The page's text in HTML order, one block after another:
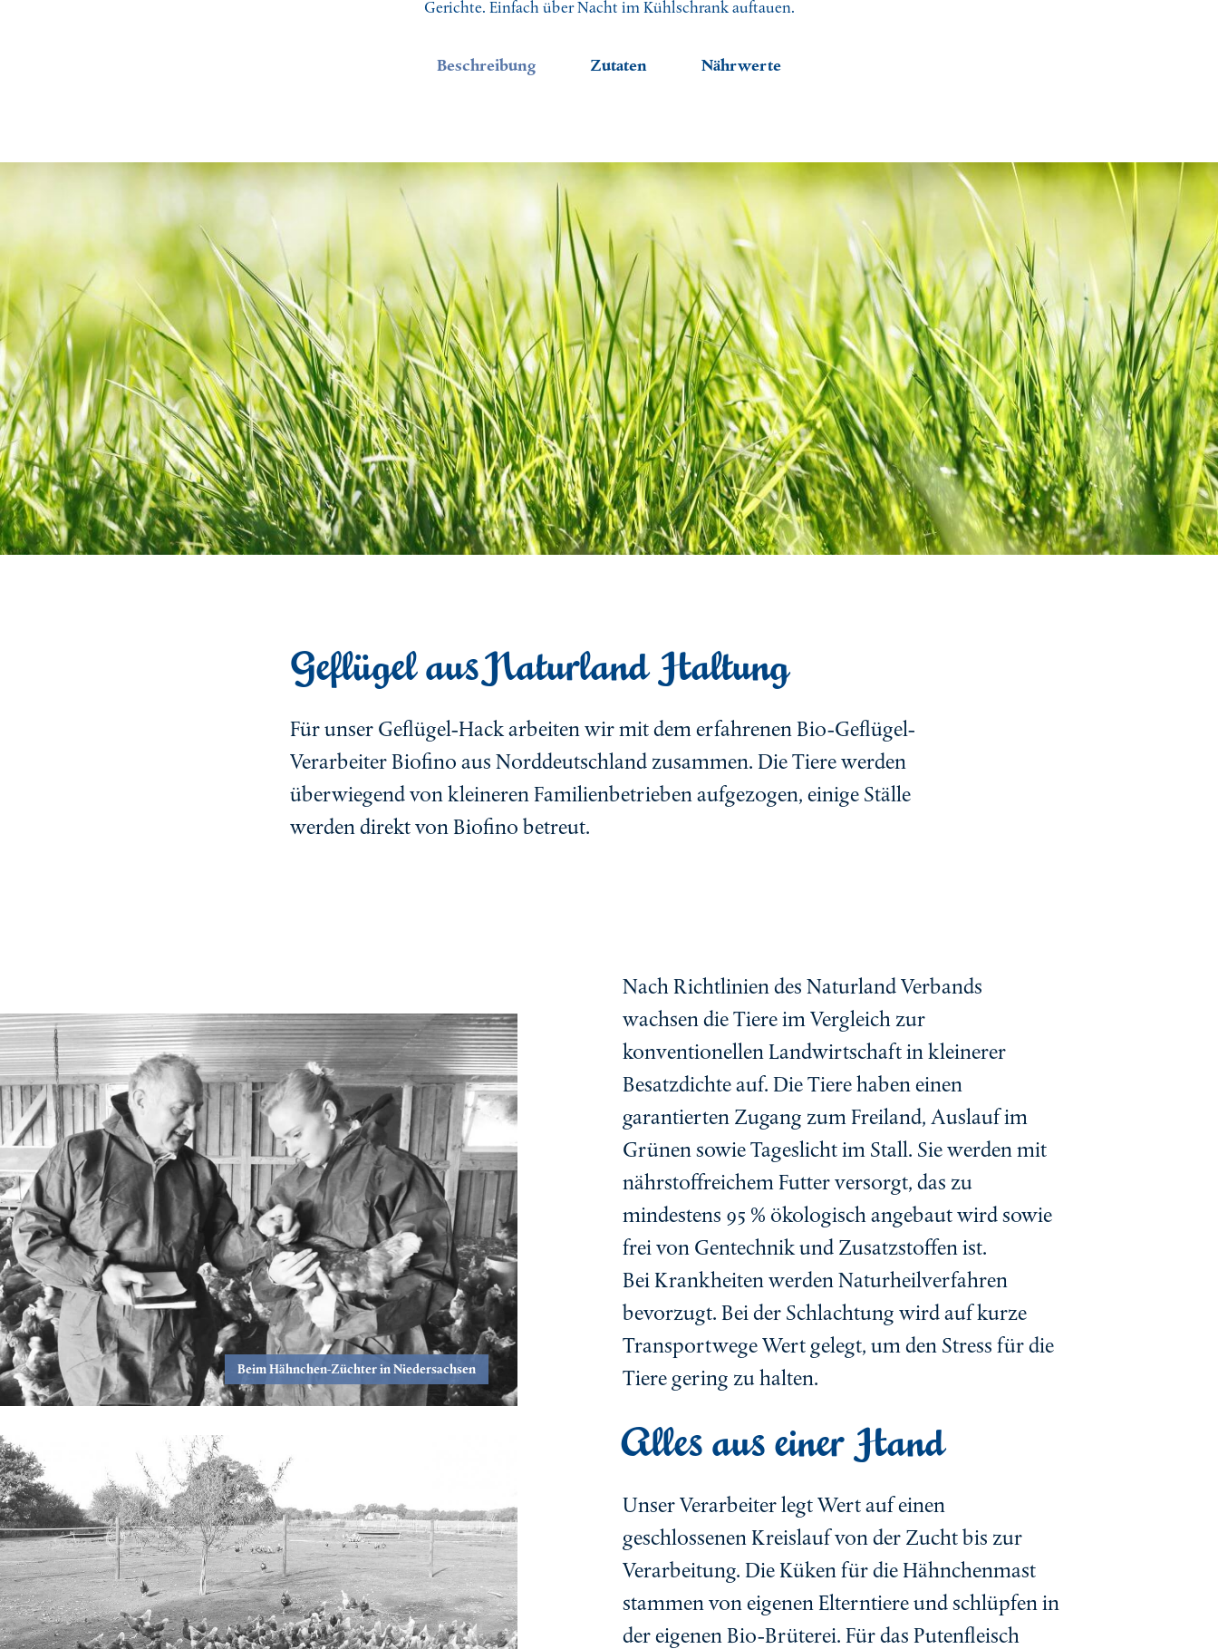
Metzgerin Silvia
Gerichte. Einfach über Nacht im Kühlschrank auftauen.
Beschreibung Zutaten Nährwerte
Geflügel aus Naturland Haltung
Für unser Geflügel-Hack arbeiten wir mit dem erfahrenen Bio-Geflügel-
Verarbeiter Biofino aus Norddeutschland zusammen. Die Tiere werden
überwiegend von kleineren Familienbetrieben aufgezogen, einige Ställe
werden direkt von Biofino betreut.
Nach Richtlinien des Naturland Verbands
wachsen die Tiere im Vergleich zur
konventionellen Landwirtschaft in kleinerer
Besatzdichte auf. Die Tiere haben einen
garantierten Zugang zum Freiland, Auslauf im
Grünen sowie Tageslicht im Stall. Sie werden mit
nährstoffreichem Futter versorgt, das zu
mindestens 95 % ökologisch angebaut wird sowie
frei von Gentechnik und Zusatzstoffen ist.
Bei Krankheiten werden Naturheilverfahren
bevorzugt. Bei der Schlachtung wird auf kurze
Transportwege Wert gelegt, um den Stress für die
Tiere gering zu halten.
Alles aus einer Hand
Unser Verarbeiter legt Wert auf einen
geschlossenen Kreislauf von der Zucht bis zur
Verarbeitung. Die Küken für die Hähnchenmast
stammen von eigenen Elterntiere und schlüpfen in
der eigenen Bio-Brüterei. Für das Putenfleisch
Beim Hähnchen-Züchter in Niedersachsen